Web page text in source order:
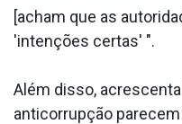
[acham que as
'intenções certas' ".
Além disso,
anticorrupção